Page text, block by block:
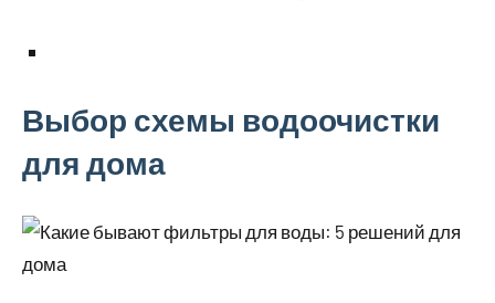
Выбор схемы водоочистки
для дома